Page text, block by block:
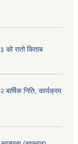
को रातो किताब
निति, कार्यक्रम